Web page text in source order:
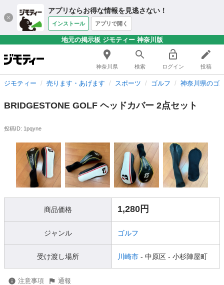
アプリならお得な情報を見逃さない！
インストール アプリで開く
地元の掲示板 ジモティー 神奈川版
神奈川県 検索 ログイン 投稿
ジモティー 売ります・あげます スポーツ ゴルフ 神奈川県のゴ
BRIDGESTONE GOLF ヘッドカバー 2点セット
投稿ID: 1pqyne
商品価格 1,280円
ジャンル ゴルフ
受け渡し場所 川崎市 - 中原区 - 小杉陣屋町
注意事項 通報